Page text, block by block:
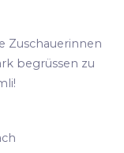
Zuschauerinnen
begrüssen zu